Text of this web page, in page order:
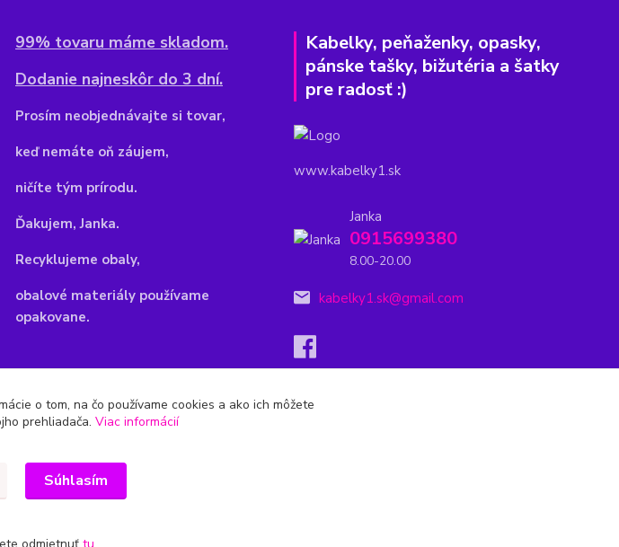
99% tovaru máme skladom.
Dodanie najneskôr do 3 dní.
Prosím neobjednávajte si tovar,
keď nemáte oň záujem,
ničíte tým prírodu.
Ďakujem, Janka.
Recyklujeme obaly,
obalové materiály používame
opakovane.
Kabelky, peňaženky, opasky,
pánske tašky, bižutéria a šatky
pre radosť :)
www.kabelky1.sk
Janka
0915699380
8.00-20.00
kabelky1.sk@gmail.com
o tom, na čo používame cookies a ako ich môžete
prehliadača. Viac informácií
Súhlasím